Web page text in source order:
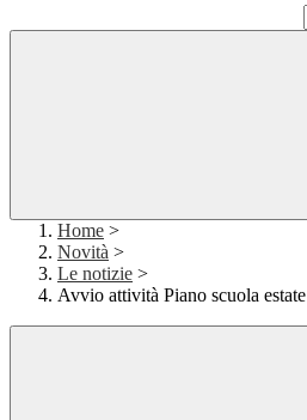
Home >
Novità >
Le notizie >
Avvio attività Piano scuola estate